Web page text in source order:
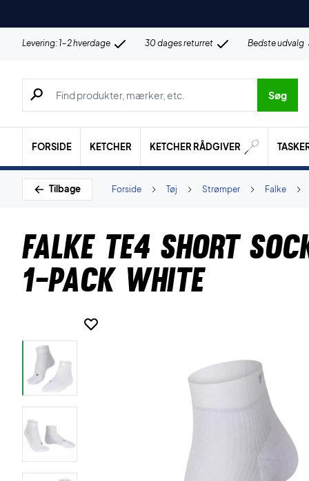
Levering: 1-2 hverdage 30 dages returret Bedste udvalg
Søg efter produkter, mærker etc.
Søg
FORSIDE KETCHER KETCHER RÅDGIVER
Tilbage Falke
Strømper
Tøj
Forside
Falke TE4 Short
1-Pack White